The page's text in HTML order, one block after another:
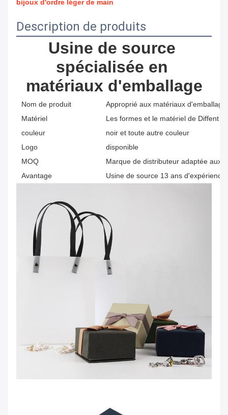
bijoux d'ordre léger de main
Description de produits
Usine de source
spécialisée en
matériaux d'emballage
Nom de produit
Approprié aux matériaux
Matériel
Les formes et le matériel de Diffent
couleur
noir et toute autre couleur
Logo
disponible
MOQ
Marque de distributeur adaptée aux
Avantage
Usine de source 13 ans d'expérience